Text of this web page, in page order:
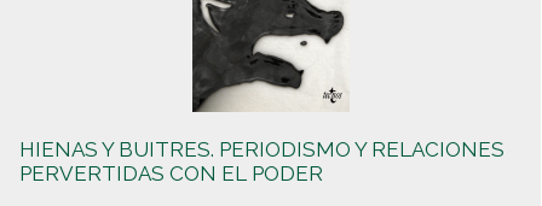
HIENAS Y BUITRES. PERIODISMO Y RELACIONES
PERVERTIDAS CON EL PODER